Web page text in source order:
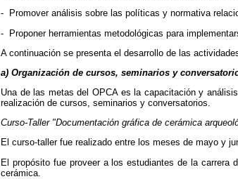
- Promover análisis sobre las políticas y normativa
- Proponer herramientas metodológicas para
A continuación se presenta el desarrollo de las
a) Organización de cursos, seminarios y
Una de las metas del OPCA es la capacitación y
realización de cursos, seminarios y conversatorios.
Curso-Taller "Documentación gráfica de cerámica
El curso-taller fue realizado entre los meses de mayo y
El propósito fue proveer a los estudiantes de la carrera
cerámica.